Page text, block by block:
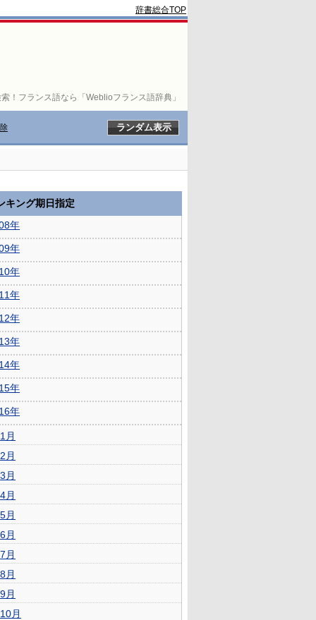
！フランス語なら「Weblioフランス語辞典」
辞書総合TOP
キング期日指定
年
年
年
年
年
年
年
年
年
1月
2月
3月
4月
5月
6月
7月
8月
9月
10月